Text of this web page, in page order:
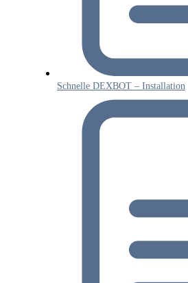
Schnelle DEXBOT – Installation